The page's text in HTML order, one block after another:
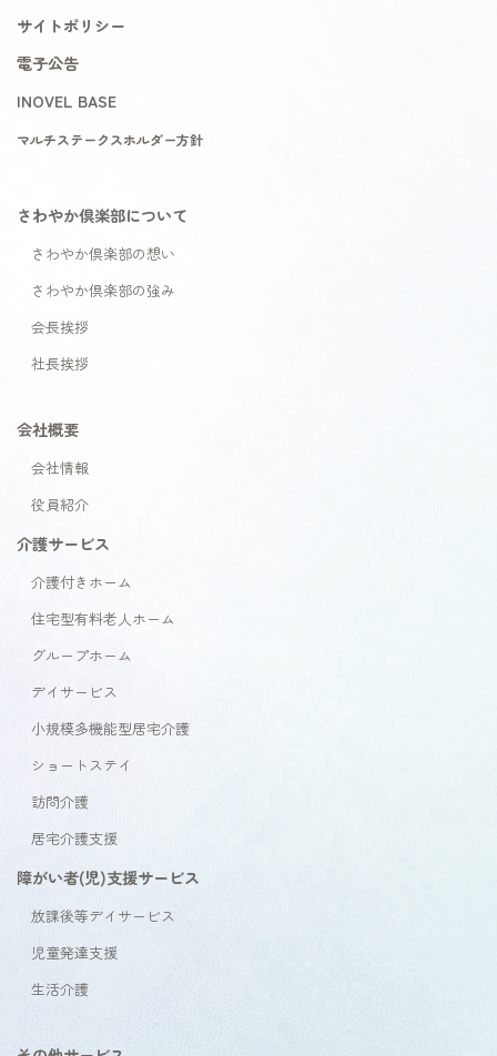
サイトポリシー
電子公告
INOVEL BASE
マルチステークスホルダー方針
さわやか倶楽部について
さわやか倶楽部の想い
さわやか倶楽部の強み
会長挨拶
社長挨拶
会社概要
会社情報
役員紹介
介護サービス
介護付きホーム
住宅型有料老人ホーム
グループホーム
デイサービス
小規模多機能型居宅介護
ショートステイ
訪問介護
居宅介護支援
障がい者(児)支援サービス
放課後等デイサービス
児童発達支援
生活介護